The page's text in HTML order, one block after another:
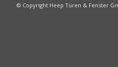
© Copyright Heep Türen & Fenster